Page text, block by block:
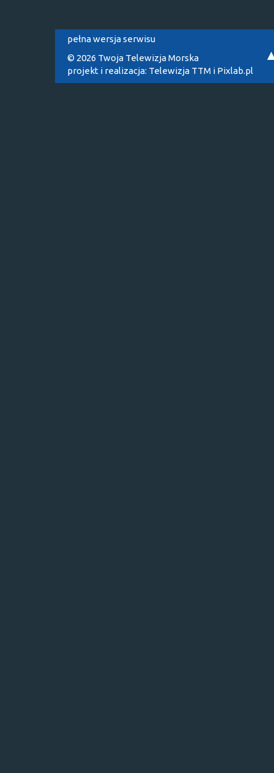
pełna wersja serwisu
© 2026 Twoja Telewizja Morska
projekt i realizacja: Telewizja TTM i Pixlab.pl